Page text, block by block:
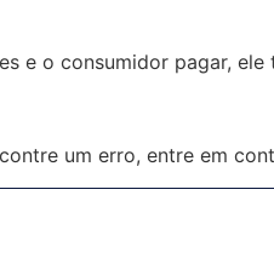
e o consumidor pagar, ele
um erro, entre em